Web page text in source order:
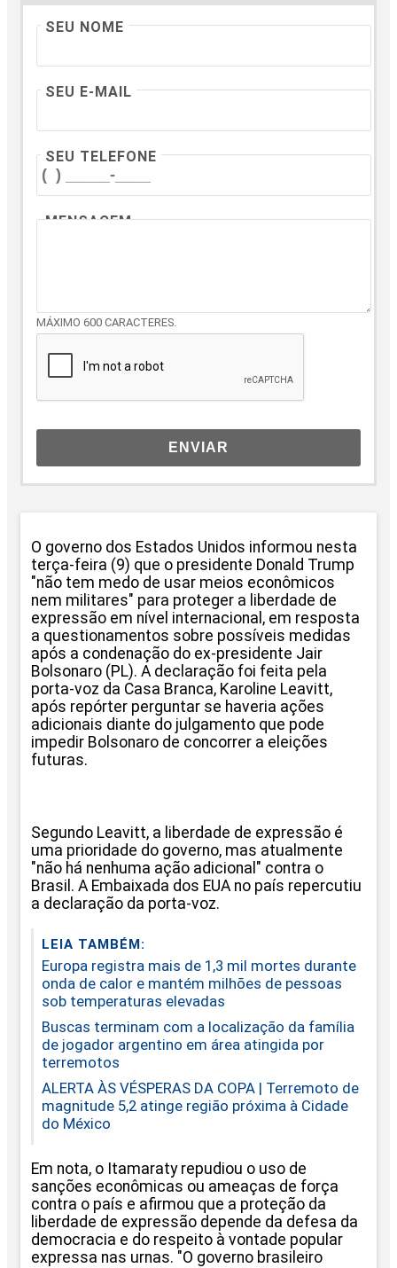
SEU NOME
SEU E-MAIL
SEU TELEFONE
MENSAGEM
MÁXIMO 600 CARACTERES.
ENVIAR
O governo dos Estados Unidos informou nesta
terça-feira (9) que o presidente Donald Trump
"não tem medo de usar meios econômicos
nem militares" para proteger a liberdade de
expressão em nível internacional, em resposta
a questionamentos sobre possíveis medidas
após a condenação do ex-presidente Jair
Bolsonaro (PL). A declaração foi feita pela
porta-voz da Casa Branca, Karoline Leavitt,
após repórter perguntar se haveria ações
adicionais diante do julgamento que pode
impedir Bolsonaro de concorrer a eleições
futuras.
Segundo Leavitt, a liberdade de expressão é
uma prioridade do governo, mas atualmente
"não há nenhuma ação adicional" contra o
Brasil. A Embaixada dos EUA no país repercutiu
a declaração da porta-voz.
LEIA TAMBÉM:
Europa registra mais de 1,3 mil mortes durante
onda de calor e mantém milhões de pessoas
sob temperaturas elevadas
Buscas terminam com a localização da família
de jogador argentino em área atingida por
terremotos
ALERTA ÀS VÉSPERAS DA COPA | Terremoto de
magnitude 5,2 atinge região próxima à Cidade
do México
Em nota, o Itamaraty repudiou o uso de
sanções econômicas ou ameaças de força
contra o país e afirmou que a proteção da
liberdade de expressão depende da defesa da
democracia e do respeito à vontade popular
expressa nas urnas. "O governo brasileiro